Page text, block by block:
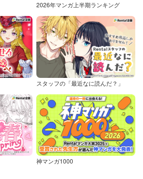
2026年マンガ上半期ランキング
スタッフの「最近なに読んだ？」
神マンガ1000